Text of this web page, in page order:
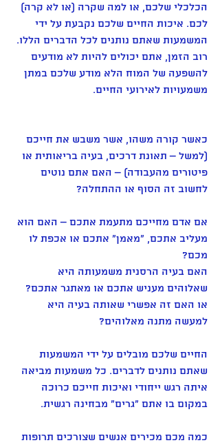
הכלכלי שלכם, או למה שקרה (או לא קרה)
לכם. איכות החיים שלכם נקבעת על ידי
המשמעות שאתם נותנים לכל הדברים הללו.
רוב הזמן, אתם יכולים להיות לא מודעים
להשפעה של המוח הלא מודע שלכם במתן
משמעויות לאירועי החיים.
כאשר קורה משהו, אשר משבש את חייכם
(למשל – תאונת דרכים, בעיה בריאותית או
פיטורים מהעבודה) – האם אתם נוטים
לחשוב זה הסוף או ההתחלה?
אם אדם מחייכם מתעמת אתכם – האם הוא
מעליב אתכם, "מאמן" אתכם או אכפת לו
מכם?
האם בעיה הרסנית משמעותה היא
שאלוהים מעניש אתכם או מאתגר אתכם?
או האם זה אפשרי שאותה בעיה היא
למעשה מתנה מאלוהים?
החיים שלכם מובלים על ידי המשמעות
שאתם נותנים לדברים. כל משמעות מביאה
איתה רגש ייחודי ואיכות חייכם כרוכה
במקום בו אתם "גרים" מבחינה רגשית.
כמה מכם מכירים אנשים שצורכים תרופות